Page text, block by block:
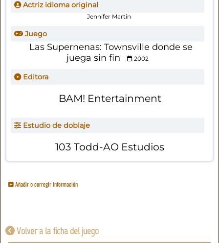
Actriz idioma original
Jennifer Martin
Juego
Las Supernenas: Townsville donde se
juega sin fin
2002
Editora
BAM! Entertainment
Estudio de doblaje
103 Todd-AO Estudios
Añadir o corregir información
Volver a la ficha del juego